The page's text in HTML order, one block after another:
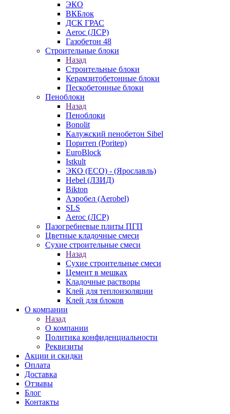
ЭКО
ВКБлок
ДСК ГРАС
Aeroc (ЛСР)
Газобетон 48
Строительные блоки
Назад
Строительные блоки
Керамзитобетонные блоки
Пескобетонные блоки
Пеноблоки
Назад
Пеноблоки
Bonolit
Калужский пенобетон Sibel
Поритеп (Poritep)
EuroBlock
Istkult
ЭКО (ECO) - (Ярославль)
Hebel (ЛЗИД)
Bikton
Аэробел (Aerobel)
SLS
Aeroc (ЛСР)
Пазогребневые плиты ПГП
Цветные кладочные смеси
Сухие строительные смеси
Назад
Сухие строительные смеси
Цемент в мешках
Кладочные растворы
Клей для теплоизоляции
Клей для блоков
О компании
Назад
О компании
Политика конфиденциальности
Реквизиты
Акции и скидки
Оплата
Доставка
Отзывы
Блог
Контакты